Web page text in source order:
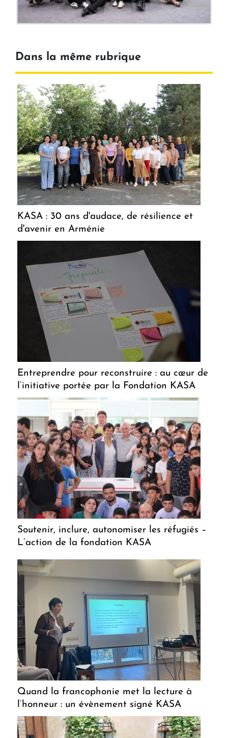
Dans la même rubrique
KASA : 30 ans d'audace, de résilience et
d'avenir en Arménie
Entreprendre pour reconstruire : au cœur de
l’initiative portée par la Fondation KASA
Soutenir, inclure, autonomiser les réfugiés –
L’action de la fondation KASA
Quand la francophonie met la lecture à
l’honneur : un évènement signé KASA